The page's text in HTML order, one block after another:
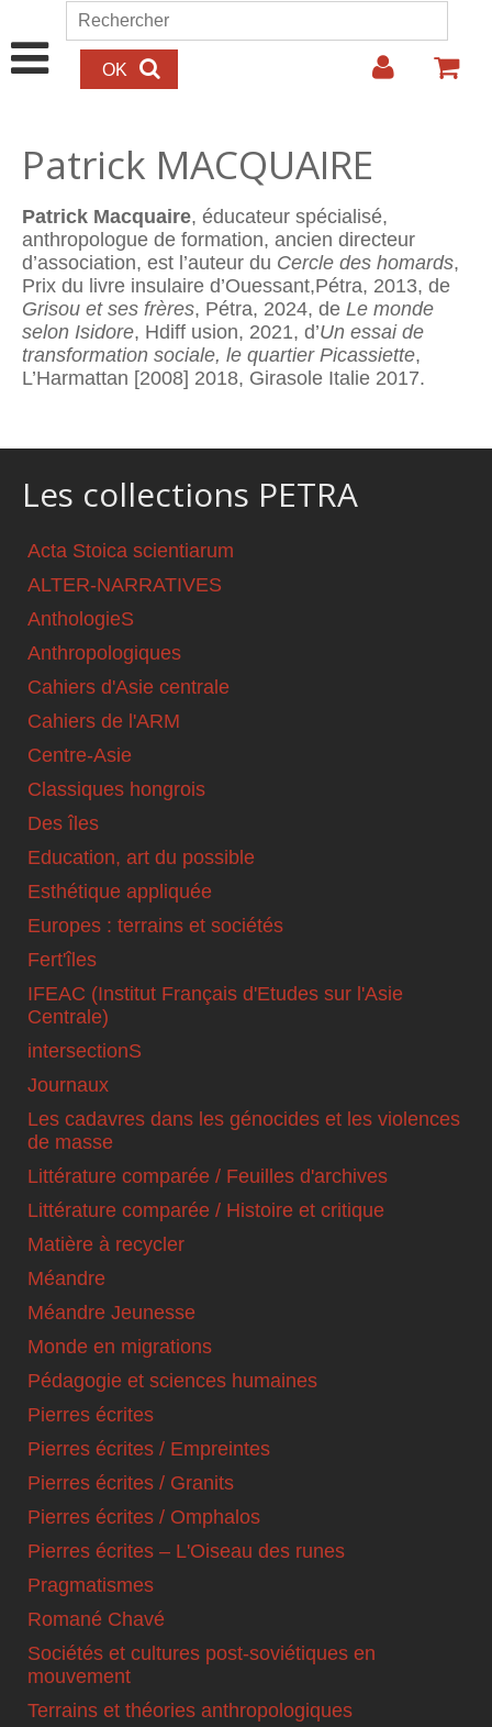
Aller au contenu principal
Formulaire de recherche
Rechercher
Patrick MACQUAIRE
Patrick Macquaire, éducateur spécialisé,
anthropologue de formation, ancien directeur
d’association, est l’auteur du Cercle des homards,
Prix du livre insulaire d’Ouessant,Pétra, 2013, de
Grisou et ses frères, Pétra, 2024, de Le monde
selon Isidore, Hdiff usion, 2021, d’Un essai de
transformation sociale, le quartier Picassiette,
L’Harmattan [2008] 2018, Girasole Italie 2017.
Les collections PETRA
Acta Stoica scientiarum
ALTER-NARRATIVES
AnthologieS
Anthropologiques
Cahiers d'Asie centrale
Cahiers de l'ARM
Centre-Asie
Classiques hongrois
Des îles
Education, art du possible
Esthétique appliquée
Europes : terrains et sociétés
Fert'îles
IFEAC (Institut Français d'Etudes sur l'Asie
Centrale)
intersectionS
Journaux
Les cadavres dans les génocides et les violences
de masse
Littérature comparée / Feuilles d'archives
Littérature comparée / Histoire et critique
Matière à recycler
Méandre
Méandre Jeunesse
Monde en migrations
Pédagogie et sciences humaines
Pierres écrites
Pierres écrites / Empreintes
Pierres écrites / Granits
Pierres écrites / Omphalos
Pierres écrites – L'Oiseau des runes
Pragmatismes
Romané Chavé
Sociétés et cultures post-soviétiques en
mouvement
Terrains et théories anthropologiques